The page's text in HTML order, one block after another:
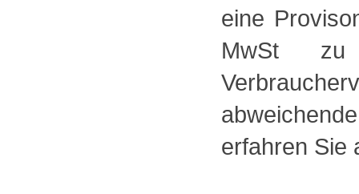
eine
MwSt
erfahren Sie